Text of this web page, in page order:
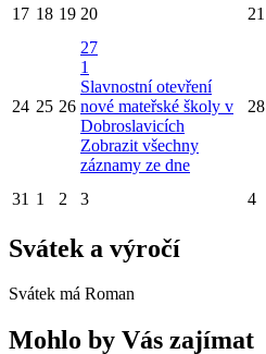
17 18 19 20 21
24 25 26
27
1
Slavnostní otevření
nové mateřské školy v
Dobroslavicích
Zobrazit všechny
záznamy ze dne
28
31 1 2 3 4
Svátek a výročí
Svátek má Roman
Mohlo by Vás zajímat